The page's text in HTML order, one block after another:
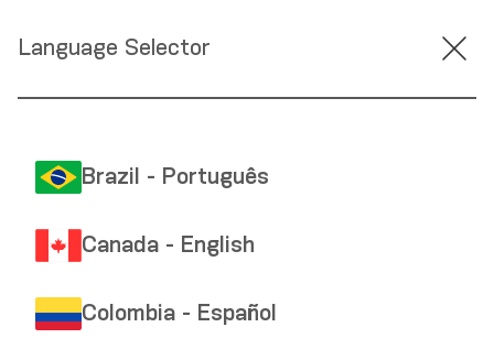
Language Selector
Brazil - Português
Canada - English
Colombia - Español